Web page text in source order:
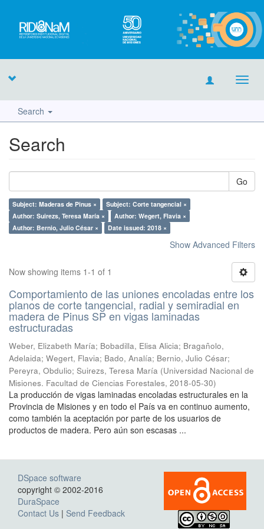
Search
Search
Go
Subject: Maderas de Pinus ×
Subject: Corte tangencial ×
Author: Suirezs, Teresa María ×
Author: Wegert, Flavia ×
Author: Bernio, Julio César ×
Date issued: 2018 ×
Show Advanced Filters
Now showing items 1-1 of 1
Comportamiento de las uniones encoladas entre los
planos de corte tangencial, radial y semiradial en
madera de Pinus SP en vigas laminadas
estructuradas
Weber, Elizabeth María; Bobadilla, Elisa Alicia; Bragañolo,
Adelaida; Wegert, Flavia; Bado, Analía; Bernio, Julio César;
Pereyra, Obdulio; Suirezs, Teresa María (Universidad Nacional de
Misiones. Facultad de Ciencias Forestales, 2018-05-30)
La producción de vigas laminadas encoladas estructurales en la
Provincia de Misiones y en todo el País va en continuo aumento,
como también la aceptación por parte de los usuarios de
productos de madera. Pero aún son escasas ...
DSpace software
copyright © 2002-2016
DuraSpace
Contact Us | Send Feedback